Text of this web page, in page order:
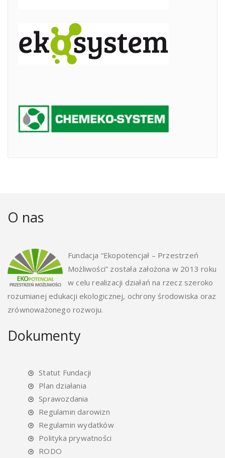
O nas
Fundacja “Ekopotencjał – Przestrzeń
Możliwości” została założona w 2013 roku
w celu realizacji działań na rzecz szeroko
rozumianej edukacji ekologicznej, ochrony środowiska oraz
zrównoważonego rozwoju.
Dokumenty
Statut Fundacji
Plan działania
Sprawozdania
Regulamin darowizn
Regulamin wydatków
Polityka prywatności
RODO